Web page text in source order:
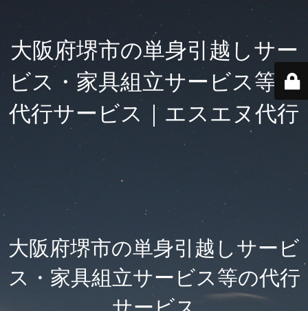
大阪府堺市の単身引越しサー
ビス・家具組立サービス等の
代行サービス｜エスエヌ代行
大阪府堺市の単身引越しサービ
ス・家具組立サービス等の代行